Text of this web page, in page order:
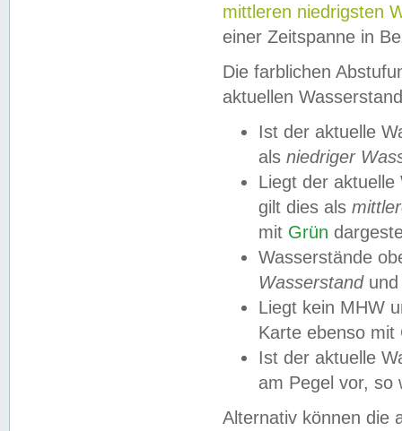
mittleren niedrigsten
einer Zeitspanne in
Die farblichen
aktuellen
Ist der aktuelle
als niedriger
Liegt der
gilt dies als
mit Grün
Wasserstände
Wasserstandund
Liegt kein MHW
Karte ebenso mit
Ist der aktuelle
am Pegel vor,
Alternativ können die